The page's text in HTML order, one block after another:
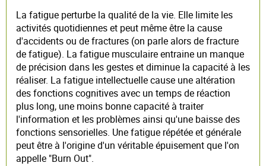
La fatigue perturbe la qualité de la vie. Elle limite les
activités quotidiennes et peut même être la cause
d'accidents ou de fractures (on parle alors de fracture
de fatigue). La fatigue musculaire entraine un manque
de précision dans les gestes et diminue la capacité à les
réaliser. La fatigue intellectuelle cause une altération
des fonctions cognitives avec un temps de réaction
plus long, une moins bonne capacité à traiter
l'information et les problèmes ainsi qu'une baisse des
fonctions sensorielles. Une fatigue répétée et générale
peut être à l'origine d'un véritable épuisement que l'on
appelle "Burn Out".